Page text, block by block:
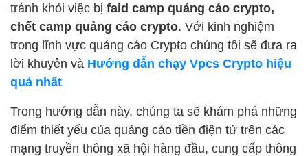
tránh khỏi việc bị faid camp quảng cáo crypto,
chết camp quảng cáo crypto. Với kinh nghiệm
trong lĩnh vực quảng cáo Crypto chúng tôi sẽ đưa ra
lời khuyên và Hướng dẫn chạy Vpcs Crypto hiệu
quả nhất
Trong hướng dẫn này, chúng ta sẽ khám phá những
điểm thiết yếu của quảng cáo tiền điện tử trên các
mạng truyền thông xã hội hàng đầu, cung cấp thông